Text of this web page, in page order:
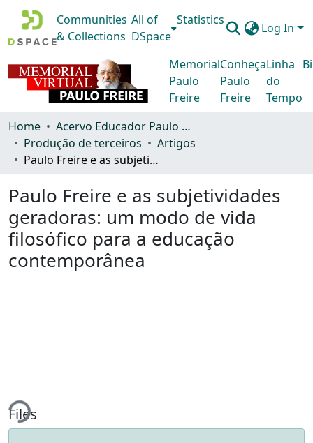
Communities
& Collections
All of
DSpace
Statistics
Log In
Memorial
Paulo
Freire
Conheça
Paulo
Freire
Linha
do
Tempo
Home
Acervo Educador Paulo Freire
Produção de terceiros
Artigos
Paulo Freire e as subjetividades geradoras: um modo de vida filosófico para a educação contemporânea
Paulo Freire e as subjetividades
geradoras: um modo de vida
filosófico para a educação
contemporânea
Loading...
Files